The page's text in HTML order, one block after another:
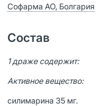
Софарма АО, Болгария
Состав
1 драже содержит:
Активное вещество:
силимарина 35 мг.